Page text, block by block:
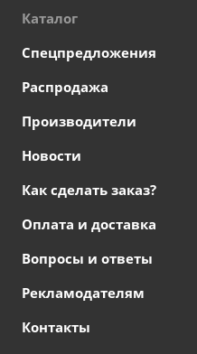
Каталог
Спецпредложения
Распродажа
Производители
Новости
Как сделать заказ?
Оплата и доставка
Вопросы и ответы
Рекламодателям
Контакты